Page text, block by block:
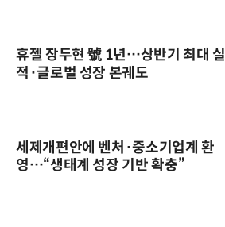
휴젤 장두현 號 1년…상반기 최대 실
적·글로벌 성장 본궤도
세제개편안에 벤처·중소기업계 환
영…“생태계 성장 기반 확충”